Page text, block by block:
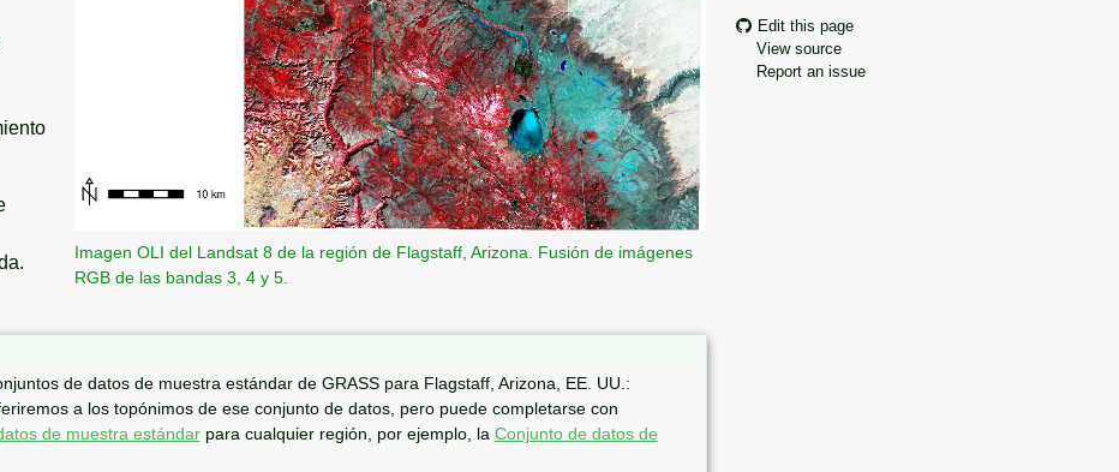
Edit this page
View source
Report an issue
Imagen OLI del Landsat 8 de la región de Flagstaff, Arizona. Fusión de imágenes
RGB de las bandas 3, 4 y 5.
de datos de muestra estándar de GRASS para Flagstaff, Arizona, EE. UU.:
a los topónimos de ese conjunto de datos, pero puede completarse con
de muestra estándarpara cualquier región, por ejemplo, la Conjunto de datos de